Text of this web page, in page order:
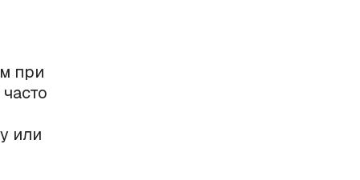
при
или